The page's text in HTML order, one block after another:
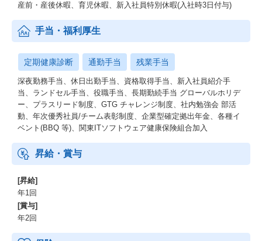
産前・産後休暇、育児休暇、新入社員特別休暇(入社時3日付与)
手当・福利厚生
定期健康診断 通勤手当 残業手当
深夜勤務手当、休日出勤手当、資格取得手当、新入社員紹介手
当、ランドセル手当、役職手当、長期勤続手当 グローバルホリデ
ー、プラスリード制度、GTG チャレンジ制度、社内勉強会 部活
動、年次優秀社員/チーム表彰制度、企業型確定拠出年金、各種イ
ベント(BBQ 等)、関東ITソフトウェア健康保険組合加入
昇給・賞与
[昇給]
年1回
[賞与]
年2回